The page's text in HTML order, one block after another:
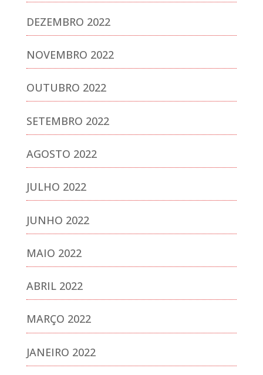
DEZEMBRO 2022
NOVEMBRO 2022
OUTUBRO 2022
SETEMBRO 2022
AGOSTO 2022
JULHO 2022
JUNHO 2022
MAIO 2022
ABRIL 2022
MARÇO 2022
JANEIRO 2022